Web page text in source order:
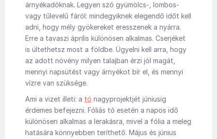
árnyékadóknak. Legyen szó gyümölcs-, lombos-
vagy tűlevelű fáról: mindegyiknek elegendő időt kell
adni, hogy mély gyökereket eresszenek a nyárra.
Erre a tavaszi április különösen alkalmas. Cserjéket
is ültethetsz most a földbe. Ügyelni kell arra, hogy
az adott növény milyen talajban érzi jól magát,
mennyi napsütést vagy árnyékot bír el, és mennyi
vízre van szüksége.
Ami a vizet illeti: a tó nagyprojektjét júniusig
érdemes befejezni. Fóliás tó esetén a napos idő
különösen alkalmas a lerakásra, mivel a fólia a meleg
hatására könnyebben teríthető. Május és június